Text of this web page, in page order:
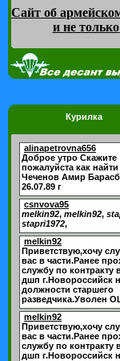
Сайт об
и не только
Курилка